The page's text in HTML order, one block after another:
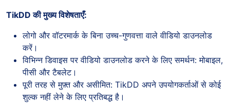
TikDD की मुख्य विशेषताएँ:
लोगो और वॉटरमार्क के बिना उच्च-गुणवत्ता वाले वीडियो डाउनलोड
करें।
विभिन्न डिवाइस पर वीडियो डाउनलोड करने के लिए समर्थन: मोबाइल,
पीसी और टैबलेट।
पूरी तरह से मुफ़्त और असीमित: TikDD अपने उपयोगकर्ताओं से कोई
शुल्क नहीं लेने के लिए प्रतिबद्ध है।